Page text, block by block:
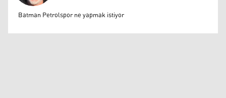
Ali Fikri Işık
Batman Petrolspor ne yapmak istiyor